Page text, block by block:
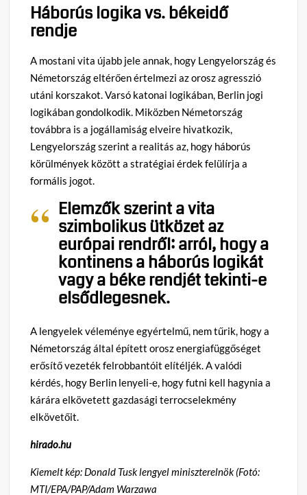
Háborús logika vs. békeidő
rendje
A mostani vita újabb jele annak, hogy Lengyelország és
Németország eltérően értelmezi az orosz agresszió
utáni korszakot. Varsó katonai logikában, Berlin jogi
logikában gondolkodik. Miközben Németország
továbbra is a jogállamiság elveire hivatkozik,
Lengyelország szerint a realitás az, hogy háborús
körülmények között a stratégiai érdek felülírja a
formális jogot.
Elemzők szerint a vita
szimbolikus ütközet az
európai rendről: arról, hogy a
kontinens a háborús logikát
vagy a béke rendjét tekinti-e
elsődlegesnek.
A lengyelek véleménye egyértelmű, nem tűrik, hogy a
Németország által épített orosz energiafüggőséget
erősítő vezeték felrobbantóit elítéljék. A valódi
kérdés, hogy Berlin lenyeli-e, hogy futni kell hagynia a
kárára elkövetett gazdasági terrocselekmény
elkövetőit.
hirado.hu
Kiemelt kép: Donald Tusk lengyel miniszterelnök (Fotó:
MTI/EPA/PAP/Adam Warzawa